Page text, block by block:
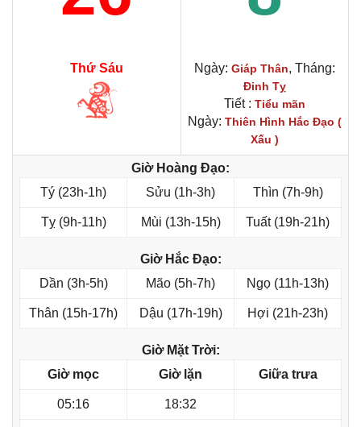
Thứ Sáu Ngày: Giáp Thân, Tháng:
Đinh Tỵ
Tiết : Tiểu mãn
Ngày: Thiên Hình Hắc Đạo (
Xấu )
Giờ Hoàng Đạo:
Tý (23h-1h)
Sửu (1h-3h) Thìn (7h-9h)
Tỵ (9h-11h) Mùi (13h-15h) Tuất (19h-21h)
Giờ Hắc Đạo:
Dần (3h-5h)
Mão (5h-7h) Ngọ (11h-13h)
Thân (15h-17h) Dậu (17h-19h) Hợi (21h-23h)
Giờ Mặt Trời:
Giờ mọc
Giờ lặn Giữa trưa
05:16 18:32